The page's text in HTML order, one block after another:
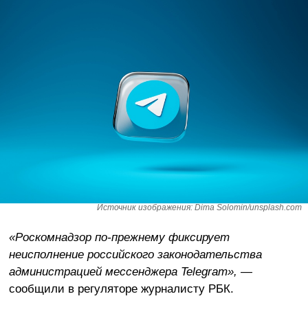
Источник изображения: Dima Solomin/unsplash.com
«Роскомнадзор по-прежнему фиксирует
неисполнение российского законодательства
администрацией мессенджера Telegram», —
сообщили в регуляторе журналисту РБК.